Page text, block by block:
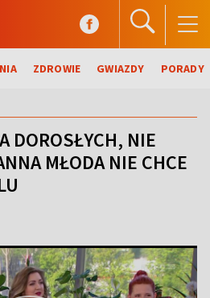
ZDROWIE GWIAZDY PORADY
DOROSŁYCH, NIE
MŁODA NIE CHCE